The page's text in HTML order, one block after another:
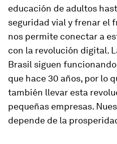
educación de adultos
seguridad vial y frenar el
nos permite conectar a
con la revolución digital.
Brasil siguen
que hace 30 años, por lo
también llevar esta
pequeñas empresas.
depende de la